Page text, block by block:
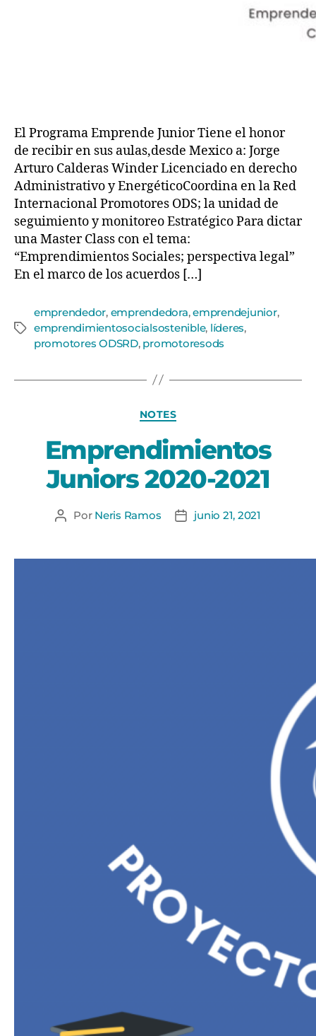
El Programa Emprende Junior Tiene el honor
de recibir en sus aulas,desde Mexico a: Jorge
Arturo Calderas Winder Licenciado en derecho
Administrativo y EnergéticoCoordina en la Red
Internacional Promotores ODS; la unidad de
seguimiento y monitoreo Estratégico Para dictar
una Master Class con el tema:
“Emprendimientos Sociales; perspectiva legal”
En el marco de los acuerdos […]
emprendedor, emprendedora,emprendejunior,
emprendimientosocialsostenible, líderes,
promotores ODSRD, promotoresods
NOTES
Emprendimientos
Juniors 2020-2021
Por Neris Ramos junio 21, 2021